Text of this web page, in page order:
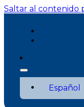
Saltar al contenido
Español